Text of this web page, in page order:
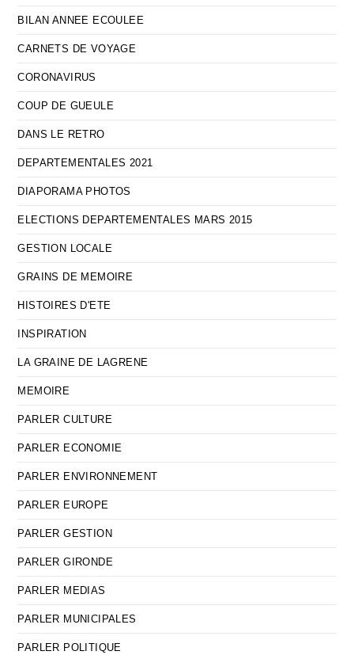
BILAN ANNEE ECOULEE
CARNETS DE VOYAGE
CORONAVIRUS
COUP DE GUEULE
DANS LE RETRO
DEPARTEMENTALES 2021
DIAPORAMA PHOTOS
ELECTIONS DEPARTEMENTALES MARS 2015
GESTION LOCALE
GRAINS DE MEMOIRE
HISTOIRES D'ETE
INSPIRATION
LA GRAINE DE LAGRENE
MEMOIRE
PARLER CULTURE
PARLER ECONOMIE
PARLER ENVIRONNEMENT
PARLER EUROPE
PARLER GESTION
PARLER GIRONDE
PARLER MEDIAS
PARLER MUNICIPALES
PARLER POLITIQUE